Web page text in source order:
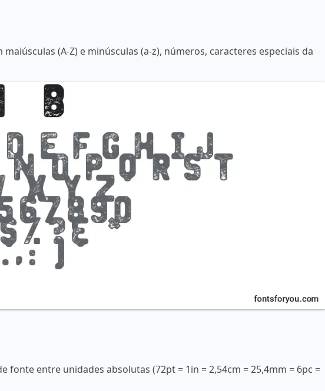
(A-Z) e minúsculas (a-z), números, caracteres especiais da
fonte entre unidades absolutas (72pt = 1in = 2,54cm = 25,4mm = 6pc =